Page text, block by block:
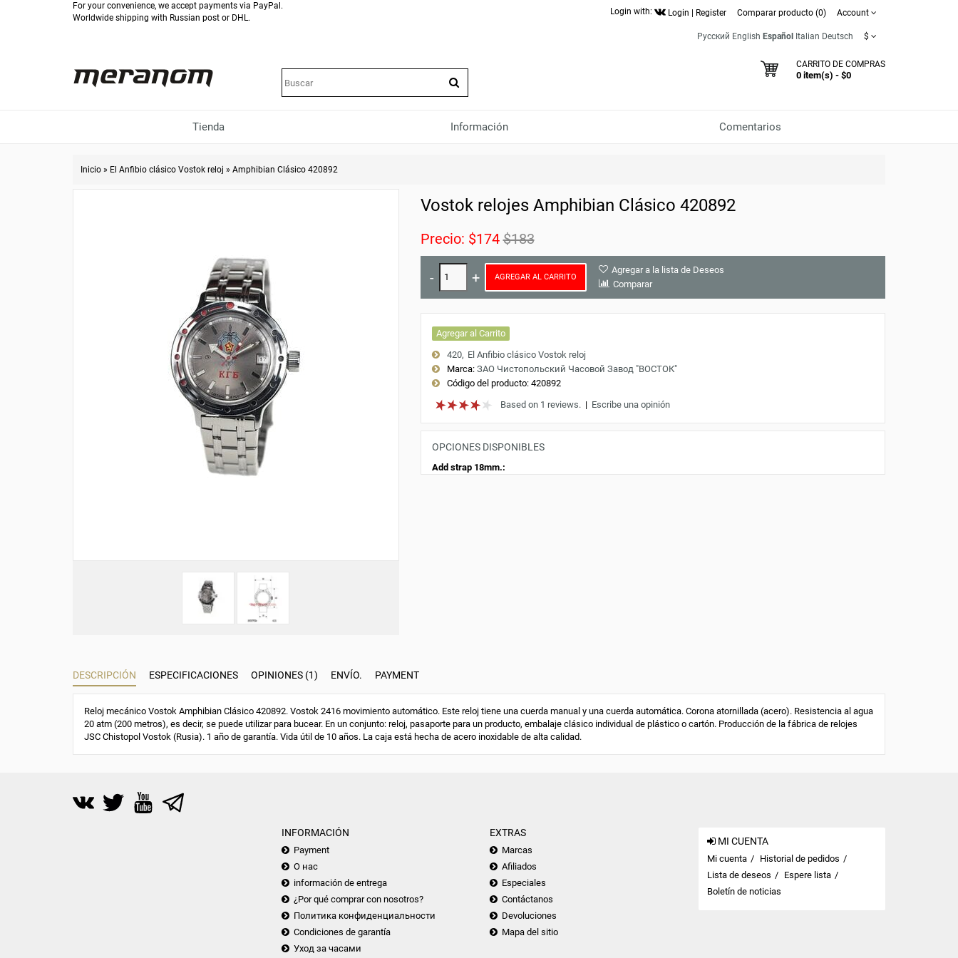
For your convenience, we accept payments via PayPal.
Worldwide shipping with Russian post or DHL.
Login with: Login Register Comparar producto (0) Account
Русский English Español Italian Deutsch $
CARRITO DE COMPRAS
0 item(s) - $0
Tienda Información Comentarios
Inicio » El Anfibio clásico Vostok reloj » Amphibian Clásico 420892
Vostok relojes Amphibian Clásico 420892
Precio: $174 $183
AGREGAR AL CARRITO
Agregar a la lista de Deseos
Comparar
Agregar al Carrito
420
El Anfibio clásico Vostok reloj
Marca: ЗАО Чистопольский Часовой Завод "ВОСТОК"
Código del producto:420892
Based on 1 reviews.| Escribe una opinión
OPCIONES DISPONIBLES
Add strap 18mm.:
DESCRIPCIÓN ESPECIFICACIONES OPINIONES (1) ENVÍO. PAYMENT
Reloj mecánico Vostok Amphibian Clásico 420892. Vostok 2416 movimiento automático. Este reloj tiene una cuerda manual y una cuerda automática. Corona atornillada (acero). Resistencia al agua
20 atm (200 metros), es decir, se puede utilizar para bucear. En un conjunto: reloj, pasaporte para un producto, embalaje clásico individual de plástico o cartón. Producción de la fábrica de relojes
JSC Chistopol Vostok (Rusia). 1 año de garantía. Vida útil de 10 años. La caja está hecha de acero inoxidable de alta calidad.
INFORMACIÓN
Payment
О нас
información de entrega
¿Por qué comprar con nosotros?
Политика конфиденциальности
Condiciones de garantía
Уход за часами
EXTRAS
Marcas
Afiliados
Especiales
Contáctanos
Devoluciones
Mapa del sitio
MI CUENTA
Mi cuenta
Historial de pedidos
Lista de deseos
Espere lista
Boletín de noticias